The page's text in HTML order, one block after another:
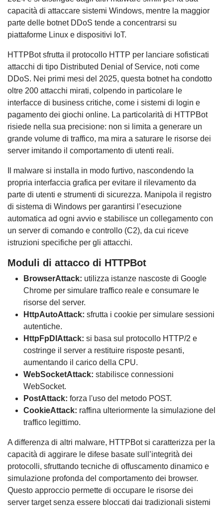
capacità di attaccare sistemi Windows, mentre la maggior
parte delle botnet DDoS tende a concentrarsi su
piattaforme Linux e dispositivi IoT.
HTTPBot sfrutta il protocollo HTTP per lanciare sofisticati
attacchi di tipo Distributed Denial of Service, noti come
DDoS. Nei primi mesi del 2025, questa botnet ha condotto
oltre 200 attacchi mirati, colpendo in particolare le
interfacce di business critiche, come i sistemi di login e
pagamento dei giochi online. La particolarità di HTTPBot
risiede nella sua precisione: non si limita a generare un
grande volume di traffico, ma mira a saturare le risorse dei
server imitando il comportamento di utenti reali.
Il malware si installa in modo furtivo, nascondendo la
propria interfaccia grafica per evitare il rilevamento da
parte di utenti e strumenti di sicurezza. Manipola il registro
di sistema di Windows per garantirsi l’esecuzione
automatica ad ogni avvio e stabilisce un collegamento con
un server di comando e controllo (C2), da cui riceve
istruzioni specifiche per gli attacchi.
Moduli di attacco di HTTPBot
BrowserAttack: utilizza istanze nascoste di Google
Chrome per simulare traffico reale e consumare le
risorse del server.
HttpAutoAttack: sfrutta i cookie per simulare sessioni
autentiche.
HttpFpDlAttack: si basa sul protocollo HTTP/2 e
costringe il server a restituire risposte pesanti,
aumentando il carico della CPU.
WebSocketAttack: stabilisce connessioni
WebSocket.
PostAttack: forza l'uso del metodo POST.
CookieAttack: raffina ulteriormente la simulazione del
traffico legittimo.
A differenza di altri malware, HTTPBot si caratterizza per la
capacità di aggirare le difese basate sull’integrità dei
protocolli, sfruttando tecniche di offuscamento dinamico e
simulazione profonda del comportamento dei browser.
Questo approccio permette di occupare le risorse dei
server target senza essere bloccati dai tradizionali sistemi